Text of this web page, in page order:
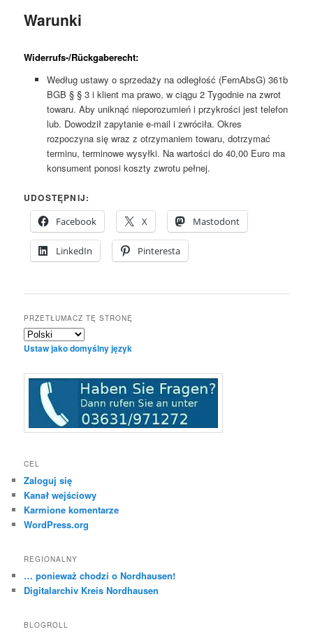
Warunki
Widerrufs-/Rückgaberecht:
Według ustawy o sprzedaży na odległość (FernAbsG) 361b
BGB § § 3 i klient ma prawo, w ciągu 2 Tygodnie na zwrot
towaru. Aby uniknąć nieporozumień i przykrości jest telefon
lub. Dowodził zapytanie e-mail i zwróciła. Okres
rozpoczyna się wraz z otrzymaniem towaru, dotrzymać
terminu, terminowe wysyłki. Na wartości do 40,00 Euro ma
konsument ponosi koszty zwrotu pełnej.
UDOSTĘPNIJ:
Facebook
X Mastodont
LinkedIn Pinteresta
PRZETŁUMACZ TĘ STRONĘ
Ustaw jako domyślny język
CEL
Zaloguj się
Kanał wejściowy
Karmione komentarze
WordPress.org
REGIONALNY
… ponieważ chodzi o Nordhausen!
Digitalarchiv Kreis Nordhausen
BLOGROLL